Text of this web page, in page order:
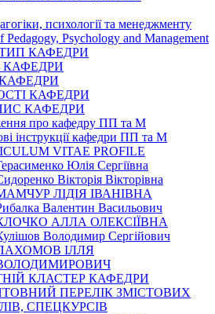
психології та менеджменту
Pedagogy, Psychology and Management
КАФЕДРИ
КАФЕДРИ
КАФЕДРИ
КАФЕДРИ
КАФЕДРИ
про кафедру ПП та М
інструкції кафедри ПП та М
VITAE PROFILE
Юлія Сергіївна
Вікторія Вікторівна
ЛІДІЯ ІВАНІВНА
Валентин Васильович
АЛЛА ОЛЕКСІЇВНА
Володимир Сергійович
ІЛЛЯ
КЛАСТЕР КАФЕДРИ
ПЕРЕЛІК ЗМІСТОВИХ
СПЕЦКУРСІВ